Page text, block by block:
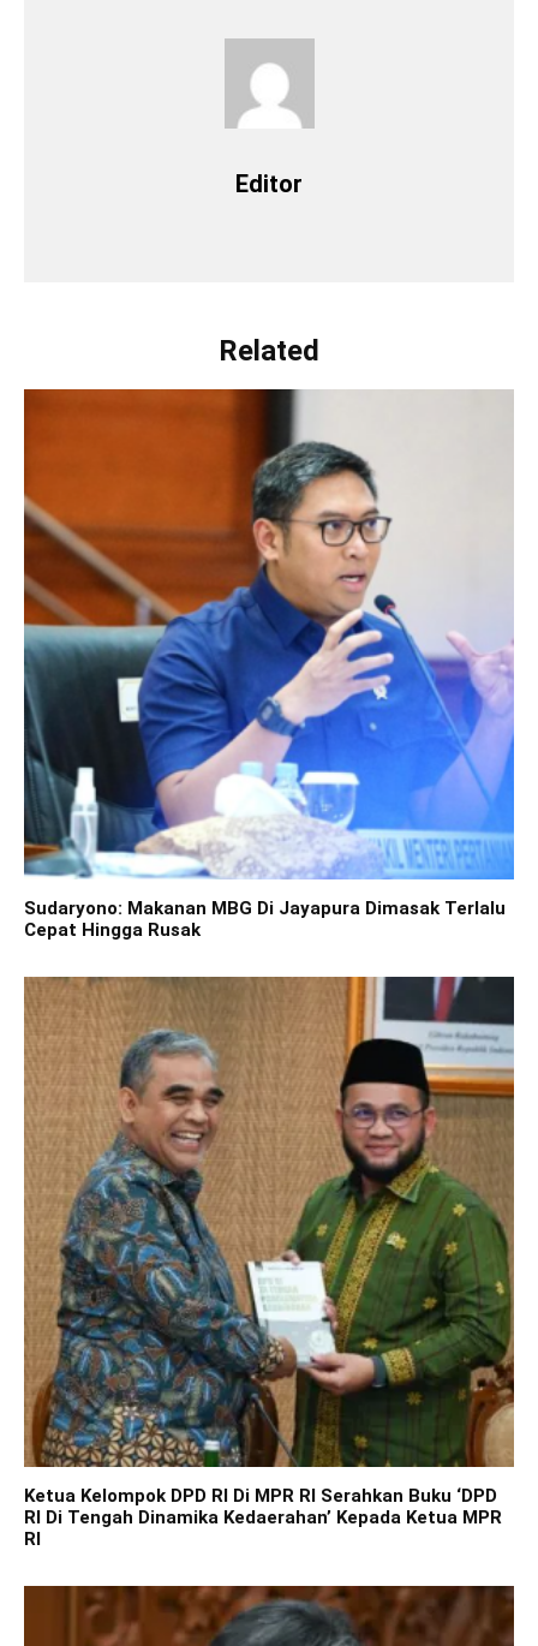
Editor
Related
Sudaryono: Makanan MBG Di Jayapura Dimasak Terlalu
Cepat Hingga Rusak
Ketua Kelompok DPD RI Di MPR RI Serahkan Buku ‘DPD
RI Di Tengah Dinamika Kedaerahan’ Kepada Ketua MPR
RI